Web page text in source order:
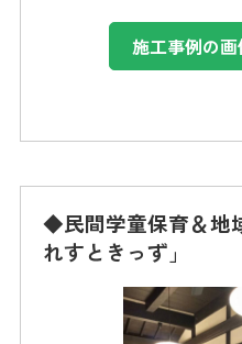
施工事例の
◆民間学童保育＆地
れすときっず」